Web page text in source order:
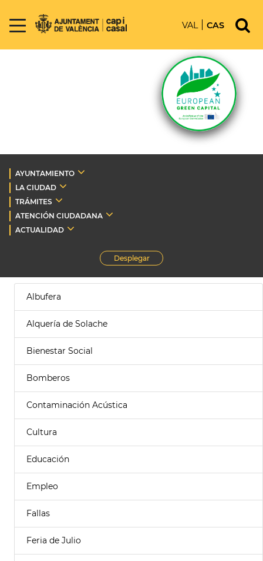
VAL CAS
AYUNTAMIENTO
LA CIUDAD
TRÁMITES
ATENCIÓN CIUDADANA
ACTUALIDAD
Desplegar
Albufera
Alquería de Solache
Bienestar Social
Bomberos
Contaminación Acústica
Cultura
Educación
Empleo
Fallas
Feria de Julio